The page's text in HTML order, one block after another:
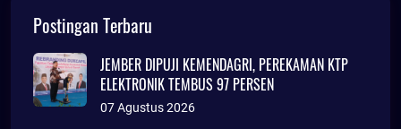
Postingan Terbaru
JEMBER DIPUJI KEMENDAGRI, PEREKAMAN KTP
ELEKTRONIK TEMBUS 97 PERSEN
07 Agustus 2026